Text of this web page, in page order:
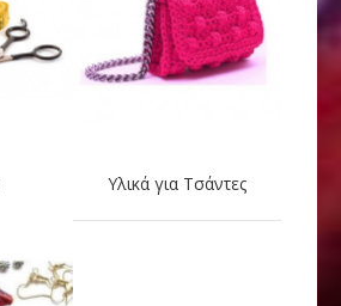
Υλικά για Τσάντες